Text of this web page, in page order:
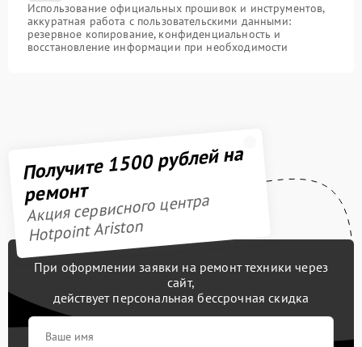
Использование официальных прошивок и инструментов,
аккуратная работа с пользовательскими данными:
резервное копирование, конфиденциальность и
восстановление информации при необходимости
Получите 1500 рублей на
ремонт
Акция сервисного центра
Hotpoint Ariston
При оформлении заявки на ремонт техники через
сайт,
действует персональная бессрочная скидка